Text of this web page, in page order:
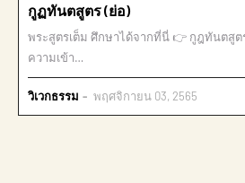
กูฏทันตสูตร (ย่อ)
พระสูตรเต็ม ศึกษาได้จากที่นี่ 👉 กูฎทันตสูต
ความเข้า…
วิเวกธรรม พฤศจิกายน 03, 2565